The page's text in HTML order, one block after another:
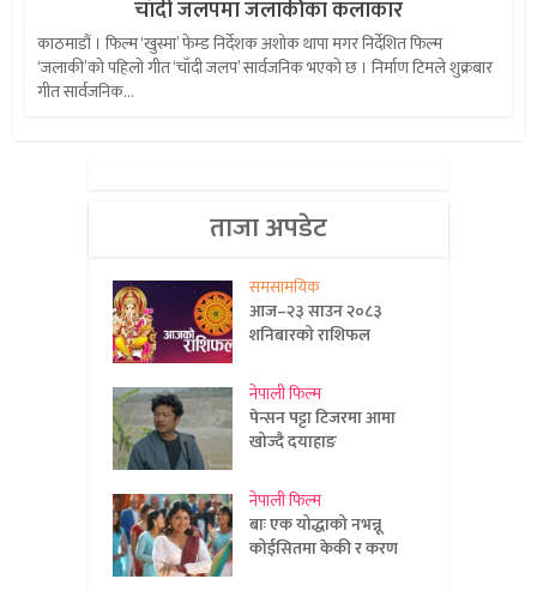
चाँदी जलपमा जलाकीका कलाकार
काठमाडौं । फिल्म ‘खुस्मा’ फेम्ड निर्देशक अशोक थापा मगर निर्देशित फिल्म
‘जलाकी’को पहिलो गीत ‘चाँदी जलप’ सार्वजनिक भएको छ । निर्माण टिमले शुक्रबार
गीत सार्वजनिक...
ताजा अपडेट
समसामयिक
आज–२३ साउन २०८३
शनिबारको राशिफल
नेपाली फिल्म
पेन्सन पट्टा टिजरमा आमा
खोज्दै दयाहाङ
नेपाली फिल्म
बाः एक योद्धाको नभन्नू
कोईसितमा केकी र करण